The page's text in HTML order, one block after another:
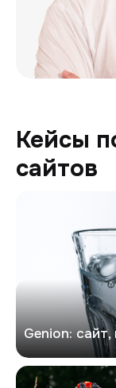
Кейсы
сайтов
Genion:
Казачий рассвет